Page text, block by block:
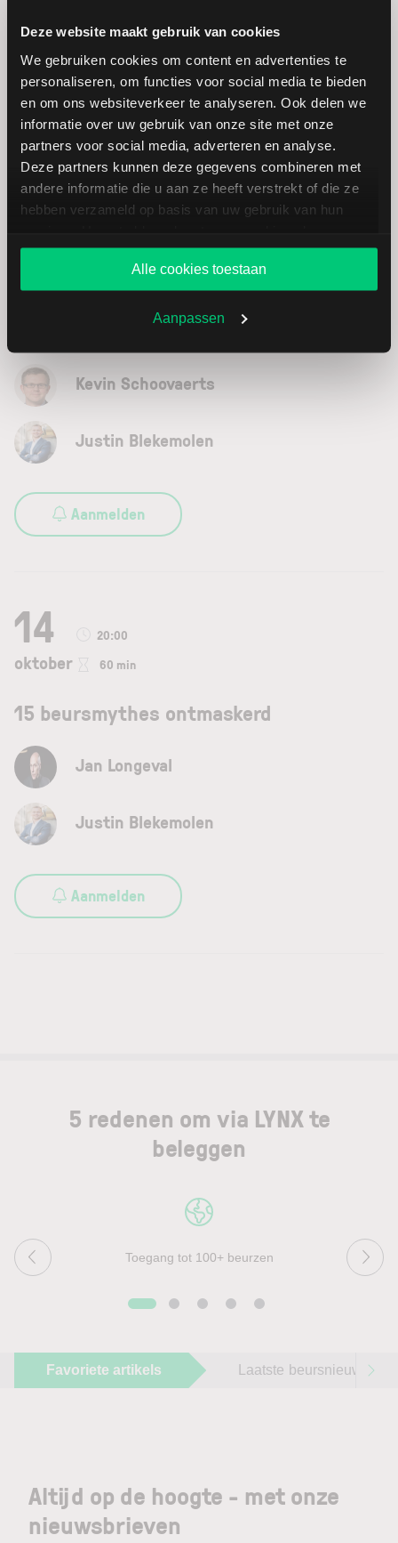
Deze website maakt gebruik van cookies
We gebruiken cookies om content en advertenties te
personaliseren, om functies voor social media te bieden
en om ons websiteverkeer te analyseren. Ook delen we
informatie over uw gebruik van onze site met onze
partners voor social media, adverteren en analyse.
Deze partners kunnen deze gegevens combineren met
andere informatie die u aan ze heeft verstrekt of die ze
hebben verzameld op basis van uw gebruik van hun
website blijft gebruiken.
Alle cookies toestaan
Aanpassen
gedegen kennis van de aandelenmarkt en
van weloverwogen investeringsbeslissingen.
Andere interessante webinars:
23
20:00
Bouw uw eigen AI-analist met Claude
Kevin Schoovaerts
Justin Blekemolen
Aanmelden
14
oktober
20:00
60 min
15 beursmythes ontmaskerd
Jan Longeval
Justin Blekemolen
Aanmelden
5 redenen om via LYNX te
beleggen
Toegang tot 100+ beurzen
Favoriete artikels Laatste beursnieuws
Altijd op de hoogte - met onze
nieuwsbrieven